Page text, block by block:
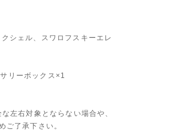
シェル、スワロフスキーエレ
リーボックス×1
左右対象とならない場合や、
ご了承下さい。